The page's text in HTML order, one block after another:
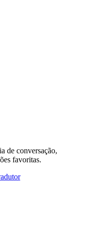
de conversação,
favoritas.